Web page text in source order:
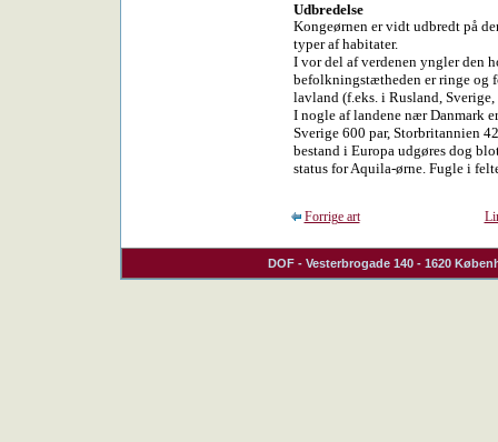
Udbredelse
Kongeørnen er vidt udbredt på
typer af habitater.
I vor del af verdenen yngler den
befolkningstætheden er ringe og
lavland (f.eks. i Rusland,
I nogle af landene nær Danmark
Sverige 600 par, Storbritannien
bestand i Europa udgøres dog
status for Aquila-ørne. Fugle i
Forrige art
DOF - Vesterbrogade 140 - 1620